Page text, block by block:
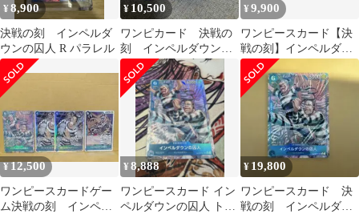
¥8,900
決戦の刻 インペルダ
ウンの囚人 R パラレル
¥ 10,500
ワンピカード 決戦の
刻 インペルダウンの
囚人 トレジャーレア
TR ワンピース
¥9,900
ワンピースカード【決
戦の刻】インペルダウ
ンの囚人 TR パラレル
トレジャーレア
¥12,500
ワンピースカードゲー
ム決戦の刻 インペル
¥8,888
ワンピースカード イン
ペルダウンの囚人 トレ
¥ 19,800
ワンピースカード 決
戦の刻 インペルダウ